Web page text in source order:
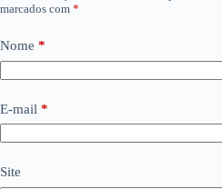
marcados com *
Nome *
E-mail *
Site